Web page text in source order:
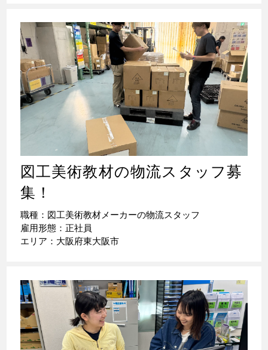
図工美術教材の物流スタッフ募
集！
職種：図工美術教材メーカーの物流スタッフ
雇用形態：正社員
エリア：大阪府東大阪市